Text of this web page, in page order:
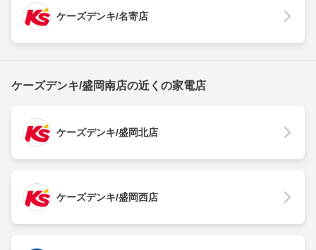
ケーズデンキ/名寄店
ケーズデンキ/盛岡南店の近くの家電店
ケーズデンキ/盛岡北店
ケーズデンキ/盛岡西店